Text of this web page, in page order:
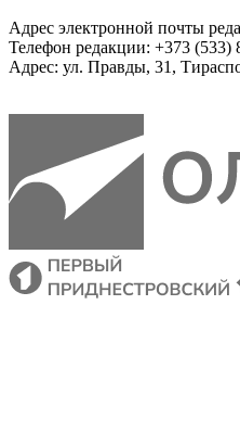
Адрес электронной почты
Телефон редакции: +373 (533)
Адрес: ул. Правды, 31,